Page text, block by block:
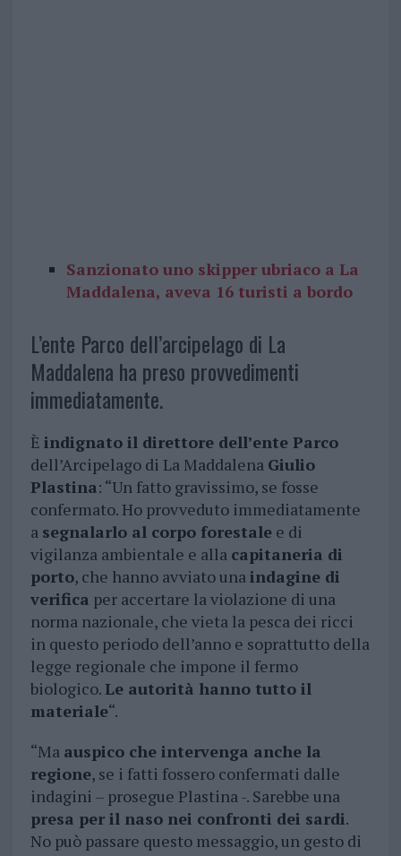
Sanzionato uno skipper ubriaco a La
Maddalena, aveva 16 turisti a bordo
L’ente Parco dell’arcipelago di La
Maddalena ha preso provvedimenti
immediatamente.
È indignato il direttore dell’ente Parco
dell’Arcipelago di La Maddalena Giulio
Plastina: “Un fatto gravissimo, se fosse
confermato. Ho provveduto immediatamente
a segnalarlo al corpo forestalee di
vigilanza ambientale e alla capitaneria di
porto, che hanno avviato una indagine di
verifica per accertare la violazione di una
norma nazionale, che vieta la pesca dei ricci
in questo periodo dell’anno e soprattutto della
legge regionale che impone il fermo
biologico.Le autorità hanno tutto il
materiale“.
“Ma auspico che intervenga anche la
regione, se i fatti fossero confermati dalle
indagini – prosegue Plastina -. Sarebbe una
presa per il naso nei confronti dei sardi.
No può passare questo messaggio, un gesto di